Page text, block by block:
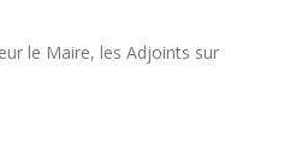
le Maire, les Adjoints sur